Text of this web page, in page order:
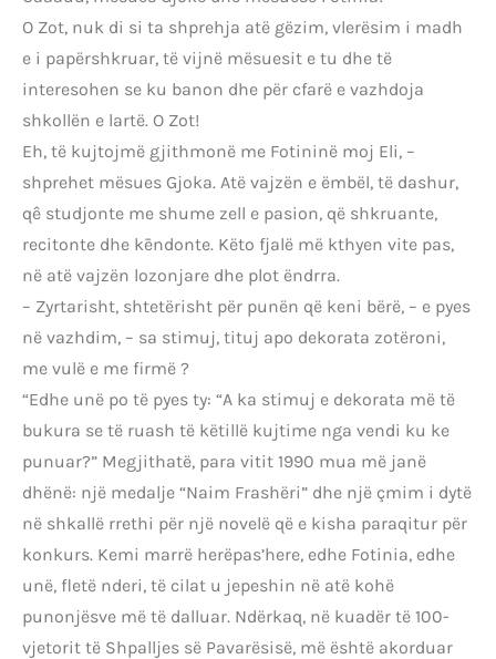
O Zot, nuk di si ta shprehja atë gëzim, vlerësim i madh
e i papërshkruar, të vijnë mësuesit e tu dhe të
interesohen se ku banon dhe për cfarë e vazhdoja
shkollën e lartë. O Zot!
Eh, të kujtojmë gjithmonë me Fotininë moj Eli, –
shprehet mësues Gjoka. Atë vajzën e ëmbël, të dashur,
qê studjonte me shume zell e pasion, që shkruante,
recitonte dhe kēndonte. Këto fjalë më kthyen vite pas,
në atë vajzën lozonjare dhe plot ëndrra.
– Zyrtarisht, shtetërisht për punën që keni bërë, – e pyes
në vazhdim, – sa stimuj, tituj apo dekorata zotëroni,
me vulë e me firmë ?
“Edhe unë po të pyes ty: “A ka stimuj e dekorata më të
bukura se të ruash të këtillë kujtime nga vendi ku ke
punuar?” Megjithatë, para vitit 1990 mua më janë
dhënë: një medalje “Naim Frashëri” dhe një çmim i dytë
në shkallë rrethi për një novelë që e kisha paraqitur për
konkurs. Kemi marrë herëpas’here, edhe Fotinia, edhe
unë, fletë nderi, të cilat u jepeshin në atë kohë
punonjësve më të dalluar. Ndërkaq, në kuadër të 100-
vjetorit të Shpalljes së Pavarësisë, më është akorduar